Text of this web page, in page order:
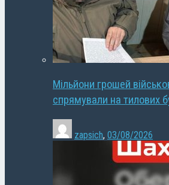
Мільйони грошей
спрямували на тилових
zapsich, 03/08/2026